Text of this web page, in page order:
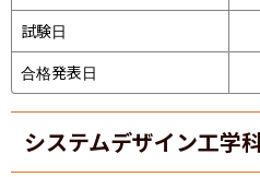
試験日
合格発表日
システムデザイン工学